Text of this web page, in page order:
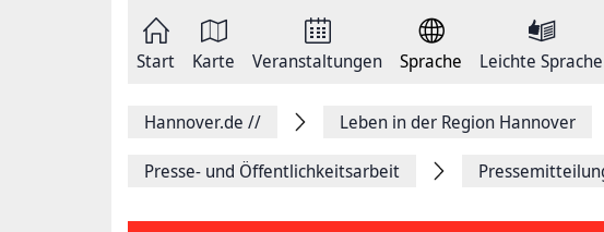
Start Karte Veranstaltungen Sprache Leichte Sprache
Hannover.de // Leben in der Region Hannover
Presse- und Öffentlichkeitsarbeit